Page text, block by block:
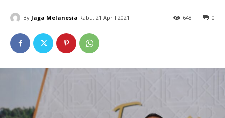
By Jaga Melanesia Rabu, 21 April 2021 0
648